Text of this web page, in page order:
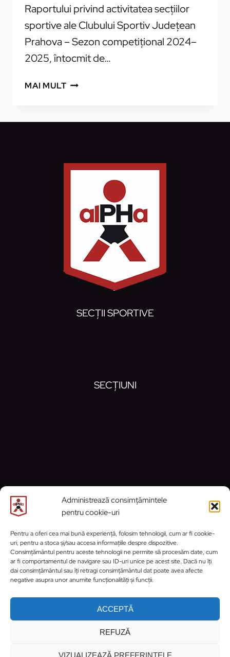
Administrează consimțămintele
pentru cookie-uri
Pentru a oferi cea mai bună experiență, folosim tehnologii, cum ar fi cookie-
uri, pentru a stoca și/sau accesa informațiile despre dispozitive.
Consimțământul pentru aceste tehnologii ne permite să procesăm date, cum
ar fi comportamentul de navigare sau ID-uri unice pe acest site. Dacă nu îți
dai consimțământul sau îți retragi consimțământul dat poate avea afecte
negative asupra unor anumite funcționalități și funcții.
ACCEPTĂ
REFUZĂ
VIZUALIZEAZĂ PREFERINȚELE
Raportului privind activitatea secțiilor
sportive ale Clubului Sportiv Județean
Prahova – Sezon competițional 2024–
2025, întocmit de…
MAI MULTANGAJAMENTUL
PENTRU
SECȚII SPORTIVE
SECȚIUNI
CONTACT
https://www.facebook.com/
https://www.instagram.com/
WhatsApp
© 2026 Clubul Sportiv alPHa Prahova | Site